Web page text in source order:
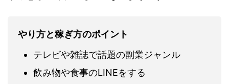
やり方と稼ぎ方のポイント
テレビや雑誌で話題の副業ジャンル
飲み物や食事のLINEをする